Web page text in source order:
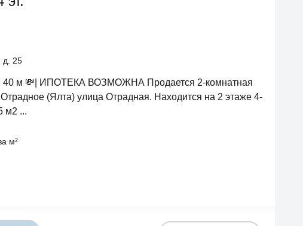
д. 25
м 💸| ИПОТЕКА ВОЗМОЖНА Продается 2-комнатная
Отрадное (Ялта) улица Отрадная. Находится на 2 этаже 4-
м2 ...
м2